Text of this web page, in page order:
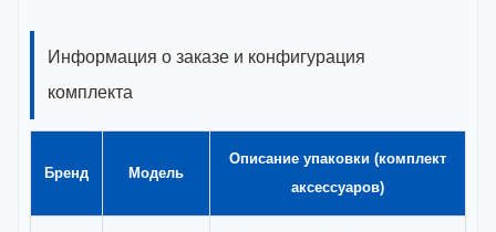
Информация о заказе и конфигурация
комплекта
Бренд Модель
Описание упаковки (комплект
аксессуаров)